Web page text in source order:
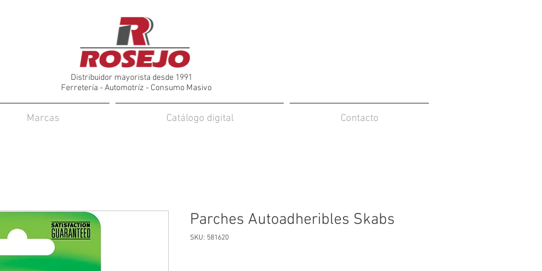
Distribuidor mayorista desde 1991
Ferretería - Automotríz - Consumo Masivo
Marcas Catálogo digital Contacto
Parches Autoadheribles Skabs
SKU: 581620